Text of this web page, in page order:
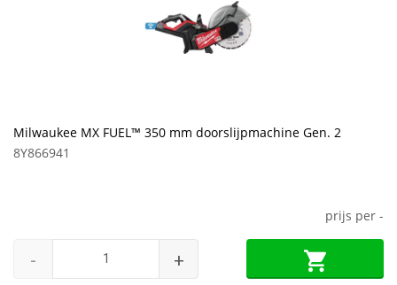
Milwaukee MX FUEL™ 350 mm doorslijpmachine Gen. 2
8Y866941
prijs per -
- +